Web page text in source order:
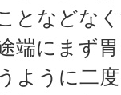
となどな
端にまず
ように二